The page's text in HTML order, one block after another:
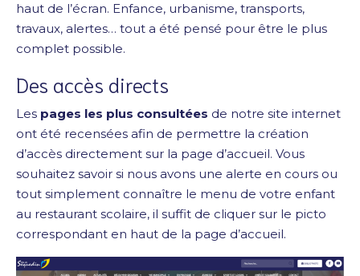
haut de l’écran. Enfance, urbanisme, transports,
travaux, alertes… tout a été pensé pour être le plus
complet possible.
Des accès directs
Les pages les plus consultées de notre site internet
ont été recensées afin de permettre la création
d’accès directement sur la page d’accueil. Vous
souhaitez savoir si nous avons une alerte en cours ou
tout simplement connaître le menu de votre enfant
au restaurant scolaire, il suffit de cliquer sur le picto
correspondant en haut de la page d’accueil.